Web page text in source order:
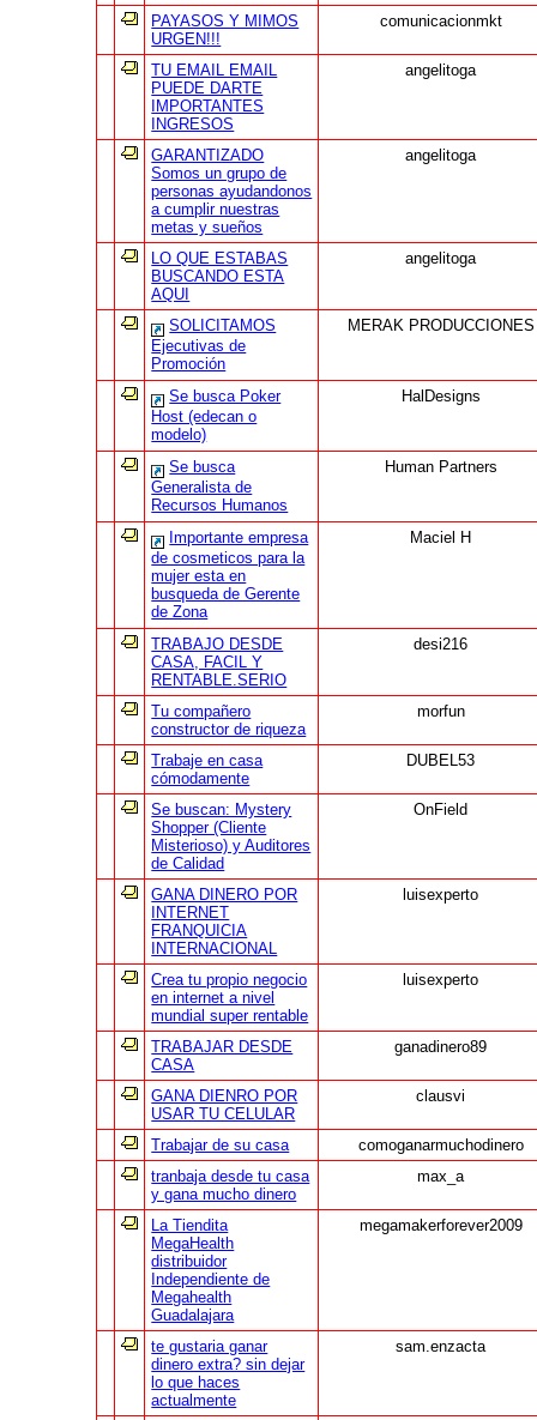
PAYASOS Y MIMOS
URGEN!!!
comunicacionmkt
TU EMAIL EMAIL
PUEDE DARTE
IMPORTANTES
INGRESOS
angelitoga
GARANTIZADO
Somos un grupo de
personas ayudandonos
a cumplir nuestras
metas y sueños
angelitoga
LO QUE ESTABAS
BUSCANDO ESTA
AQUI
angelitoga
SOLICITAMOS
Ejecutivas de
Promoción
MERAK PRODUCCIONES
Se busca Poker
Host (edecan o
modelo)
HalDesigns
Se busca
Generalista de
Recursos Humanos
Human Partners
Importante empresa
de cosmeticos para la
mujer esta en
busqueda de Gerente
de Zona
Maciel H
TRABAJO DESDE
CASA, FACIL Y
RENTABLE.SERIO
desi216
Tu compañero
constructor de riqueza
morfun
Trabaje en casa
cómodamente
DUBEL53
Se buscan: Mystery
Shopper (Cliente
Misterioso) y Auditores
de Calidad
OnField
GANA DINERO POR
INTERNET
FRANQUICIA
INTERNACIONAL
luisexperto
Crea tu propio negocio
en internet a nivel
mundial super rentable
luisexperto
TRABAJAR DESDE
CASA
ganadinero89
GANA DIENRO POR
USAR TU CELULAR
clausvi
Trabajar de su casa
comoganarmuchodinero
tranbaja desde tu casa
y gana mucho dinero
max_a
La Tiendita
MegaHealth
distribuidor
Independiente de
Megahealth
Guadalajara
megamakerforever2009
te gustaria ganar
dinero extra? sin dejar
lo que haces
actualmente
sam.enzacta